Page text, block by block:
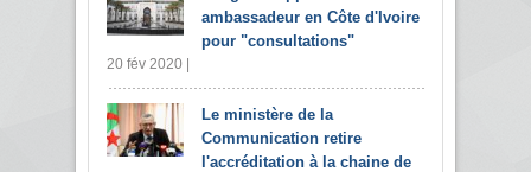
ambassadeur en Côte d'Ivoire
pour "consultations"
20 fév 2020 |
Le ministère de la
Communication retire
l'accréditation à la chaine de